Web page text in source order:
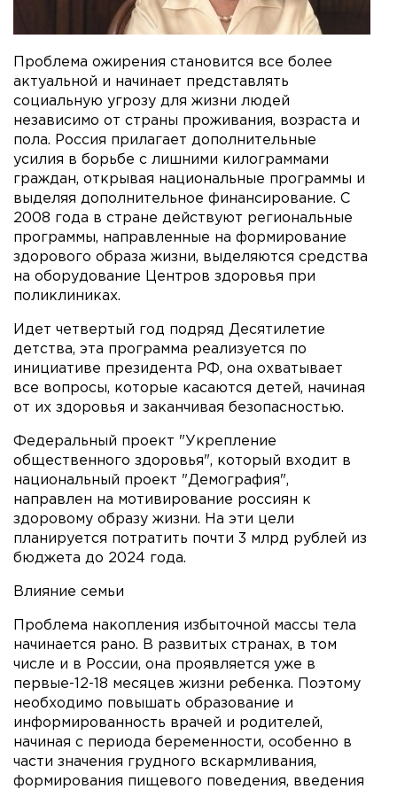
Проблема ожирения становится все более
актуальной и начинает представлять
социальную угрозу для жизни людей
независимо от страны проживания, возраста и
пола. Россия прилагает дополнительные
усилия в борьбе с лишними килограммами
граждан, открывая национальные программы и
выделяя дополнительное финансирование. С
2008 года в стране действуют региональные
программы, направленные на формирование
здорового образа жизни, выделяются средства
на оборудование Центров здоровья при
поликлиниках.
Идет четвертый год подряд Десятилетие
детства, эта программа реализуется по
инициативе президента РФ, она охватывает
все вопросы, которые касаются детей, начиная
от их здоровья и заканчивая безопасностью.
Федеральный проект "Укрепление
общественного здоровья", который входит в
национальный проект "Демография",
направлен на мотивирование россиян к
здоровому образу жизни. На эти цели
планируется потратить почти 3 млрд рублей из
бюджета до 2024 года.
Влияние семьи
Проблема накопления избыточной массы тела
начинается рано. В развитых странах, в том
числе и в России, она проявляется уже в
первые-12-18 месяцев жизни ребенка. Поэтому
необходимо повышать образование и
информированность врачей и родителей,
начиная с периода беременности, особенно в
части значения грудного вскармливания,
формирования пищевого поведения, введения